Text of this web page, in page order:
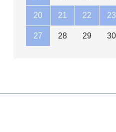
20 21 22 23
27 28 29 30